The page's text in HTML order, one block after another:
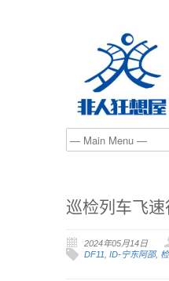
巡检列车飞
2024年05月14日
DF11, ID-宁东阿邵,